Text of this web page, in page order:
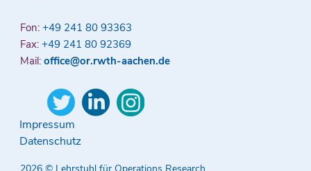
Fon: +49 241 80 93363
Fax: +49 241 80 92369
Mail: office@or.rwth-aachen.de
Impressum
Datenschutz